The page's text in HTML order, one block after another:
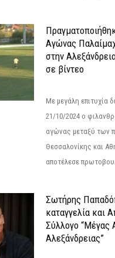
Αγώνας
στην
σε βίντεο
Με μεγάλη επιτυχία
21/10/2024 ο
αγώνας μεταξύ των
Θεσσαλονίκης και
αποτέλεσε
Σωτήρης
καταγγελία και
Σύλλογο “Μέγας
Αλεξάνδρειας”